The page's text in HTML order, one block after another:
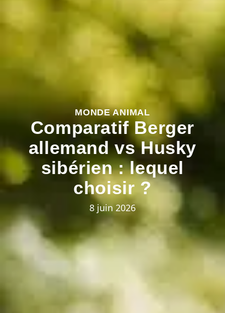
MONDE ANIMAL
Comparatif Berger
allemand vs Husky
sibérien : lequel
choisir ?
8 juin 2026